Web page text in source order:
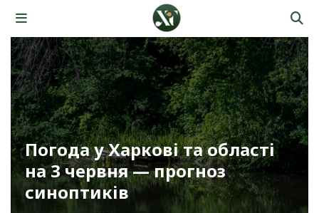
Погода у Харкові та області
на 3 червня — прогноз
синоптиків